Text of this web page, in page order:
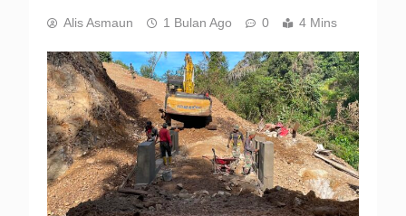
Alis Asmaun 1 Bulan Ago 0 4 Mins